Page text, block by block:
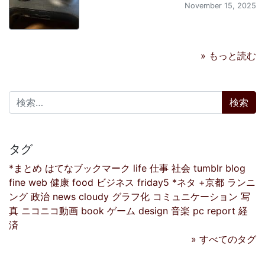
November 15, 2025
» もっと読む
検索:
タグ
*まとめ はてなブックマーク life 仕事 社会 tumblr blog
fine web 健康 food ビジネス friday5 *ネタ +京都 ランニ
ング 政治 news cloudy グラフ化 コミュニケーション 写
真 ニコニコ動画 book ゲーム design 音楽 pc report 経
済
» すべてのタグ